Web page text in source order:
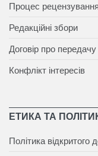
Процес рецензування
Редакційні збори
Договір про
Конфлікт інтересів
ЕТИКА ТА
Політика відкритого